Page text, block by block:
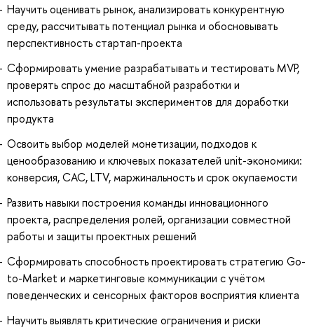
Научить оценивать рынок, анализировать конкурентную
среду, рассчитывать потенциал рынка и обосновывать
перспективность стартап-проекта
Сформировать умение разрабатывать и тестировать MVP,
проверять спрос до масштабной разработки и
использовать результаты экспериментов для доработки
продукта
Освоить выбор моделей монетизации, подходов к
ценообразованию и ключевых показателей unit-экономики:
конверсия, CAC, LTV, маржинальность и срок окупаемости
Развить навыки построения команды инновационного
проекта, распределения ролей, организации совместной
работы и защиты проектных решений
Сформировать способность проектировать стратегию Go-
to-Market и маркетинговые коммуникации с учётом
поведенческих и сенсорных факторов восприятия клиента
Научить выявлять критические ограничения и риски